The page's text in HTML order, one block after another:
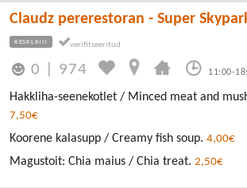
Claudz pererestoran - Super
KESKLINN
0 974 11:00-
Hakkliha-seenekotlet / Minced meat and
7,50€
Koorene kalasupp / Creamy fish soup. 4,00€
Magustoit: Chia maius / Chia treat. 2,50€